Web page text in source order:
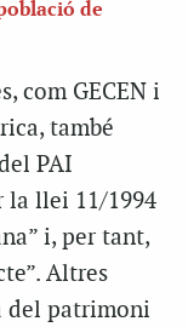
de
com GECEN i
també
PAI
la llei 11/1994
i, per tant,
Altres
del patrimoni